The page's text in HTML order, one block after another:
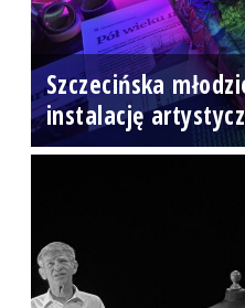
Szczecińska
instalację